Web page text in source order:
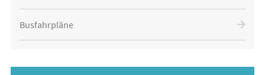
Busfahrpläne